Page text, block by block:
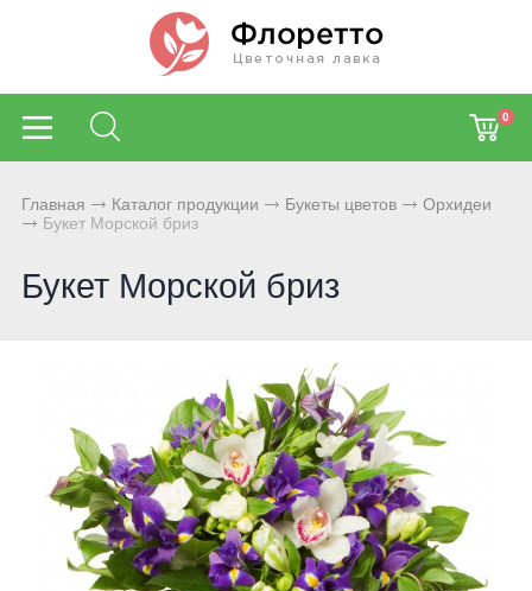
0
Главная Каталог продукции Букеты цветов
Орхидеи
Букет Морской бриз
Букет Морской бриз